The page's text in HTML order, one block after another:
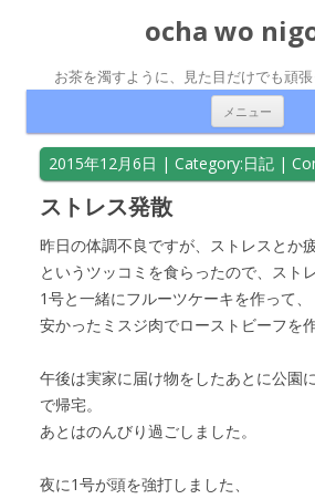
ocha wo
お茶を濁すように、見た目だけでも頑張
メニュー
2015年12月6日 | Category:日記 |
ストレス発散
昨日の体調不良ですが、ストレスとか
というツッコミを食らったので、スト
1号と一緒にフルーツケーキを作って、
安かったミスジ肉でローストビーフを
午後は実家に届け物をしたあとに公園
で帰宅。
あとはのんびり過ごしました。
夜に1号が頭を強打しました、